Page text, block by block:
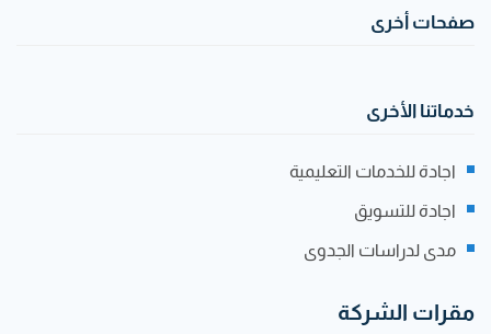
صفحات أخرى
خدماتنا الأخرى
اجادة للخدمات التعليمية
اجادة للتسويق
مدى لدراسات الجدوى
مقرات الشركة